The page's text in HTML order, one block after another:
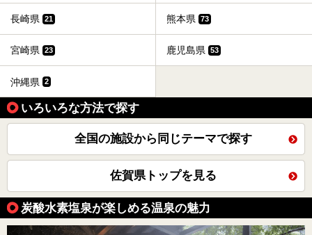
長崎県 21 熊本県 73
宮崎県 23 鹿児島県 53
沖縄県 2
いろいろな方法で探す
全国の施設から同じテーマで探す
佐賀県トップを見る
炭酸水素塩泉が楽しめる温泉の魅力